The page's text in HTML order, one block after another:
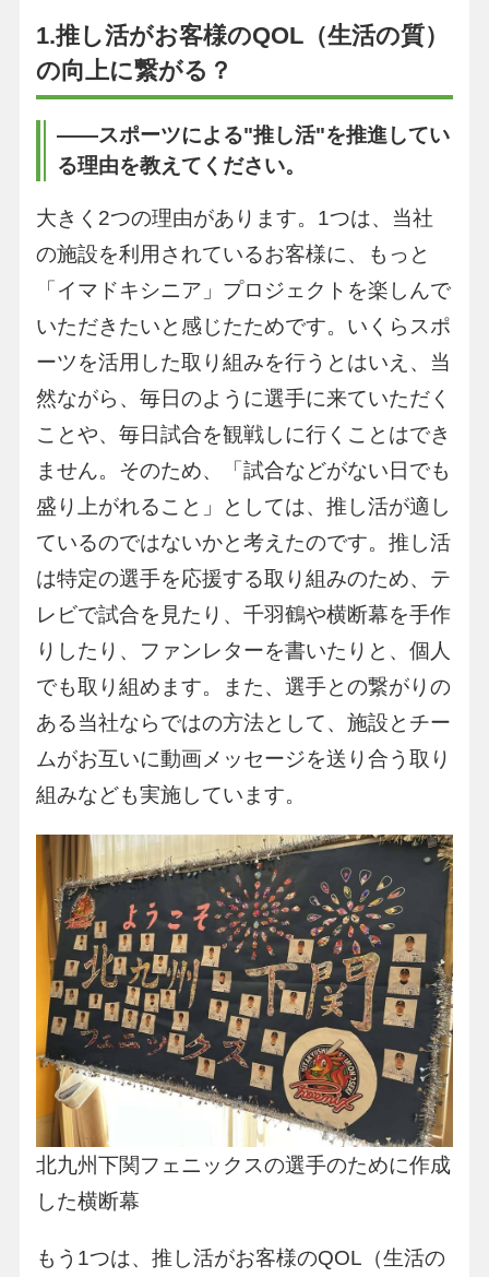
1.推し活がお客様のQOL（生活の質）
の向上に繋がる？
――スポーツによる"推し活"を推進してい
る理由を教えてください。
大きく2つの理由があります。1つは、当社
の施設を利用されているお客様に、もっと
「イマドキシニア」プロジェクトを楽しんで
いただきたいと感じたためです。いくらスポ
ーツを活用した取り組みを行うとはいえ、当
然ながら、毎日のように選手に来ていただく
ことや、毎日試合を観戦しに行くことはでき
ません。そのため、「試合などがない日でも
盛り上がれること」としては、推し活が適し
ているのではないかと考えたのです。推し活
は特定の選手を応援する取り組みのため、テ
レビで試合を見たり、千羽鶴や横断幕を手作
りしたり、ファンレターを書いたりと、個人
でも取り組めます。また、選手との繋がりの
ある当社ならではの方法として、施設とチー
ムがお互いに動画メッセージを送り合う取り
組みなども実施しています。
北九州下関フェニックスの選手のために作成
した横断幕
もう1つは、推し活がお客様のQOL（生活の